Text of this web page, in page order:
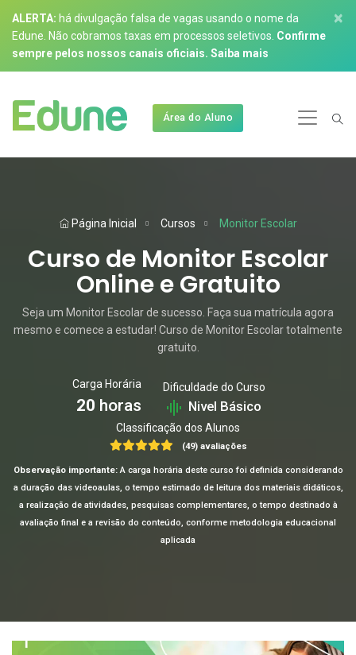
ALERTA: há divulgação falsa de vagas usando o nome da
Edune. Não cobramos taxas em processos seletivos. Confirme
sempre pelos nossos canais oficiais. Saiba mais
×
Área do Aluno
Página Inicial Cursos Monitor Escolar
Curso de Monitor Escolar
Online e Gratuito
Seja um Monitor Escolar de sucesso. Faça sua matrícula agora
mesmo e comece a estudar! Curso de Monitor Escolar totalmente
gratuito.
Carga Horária
20 horas
Dificuldade do Curso
Nivel Básico
Classificação dos Alunos
(49) avaliações
Observação importante:A carga horária deste curso foi definida considerando
a duração das videoaulas, o tempo estimado de leitura dos materiais didáticos,
a realização de atividades, pesquisas complementares, o tempo destinado à
avaliação final e a revisão do conteúdo, conforme metodologia educacional
aplicada